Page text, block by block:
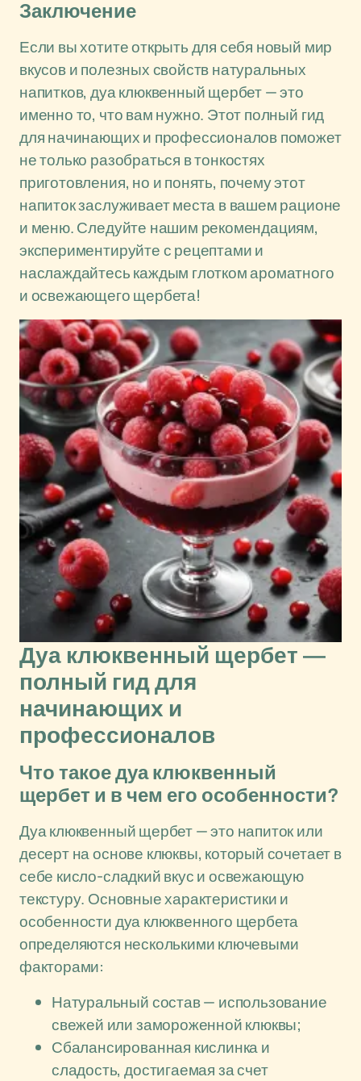
Заключение
Если вы хотите открыть для себя новый мир
вкусов и полезных свойств натуральных
напитков, дуа клюквенный щербет — это
именно то, что вам нужно. Этот полный гид
для начинающих и профессионалов поможет
не только разобраться в тонкостях
приготовления, но и понять, почему этот
напиток заслуживает места в вашем рационе
и меню. Следуйте нашим рекомендациям,
экспериментируйте с рецептами и
наслаждайтесь каждым глотком ароматного
и освежающего щербета!
Дуа клюквенный щербет —
полный гид для
начинающих и
профессионалов
Что такое дуа клюквенный
щербет и в чем его особенности?
Дуа клюквенный щербет — это напиток или
десерт на основе клюквы, который сочетает в
себе кисло-сладкий вкус и освежающую
текстуру. Основные характеристики и
особенности дуа клюквенного щербета
определяются несколькими ключевыми
факторами:
Натуральный состав — использование
свежей или замороженной клюквы;
Сбалансированная кислинка и
сладость, достигаемая за счет